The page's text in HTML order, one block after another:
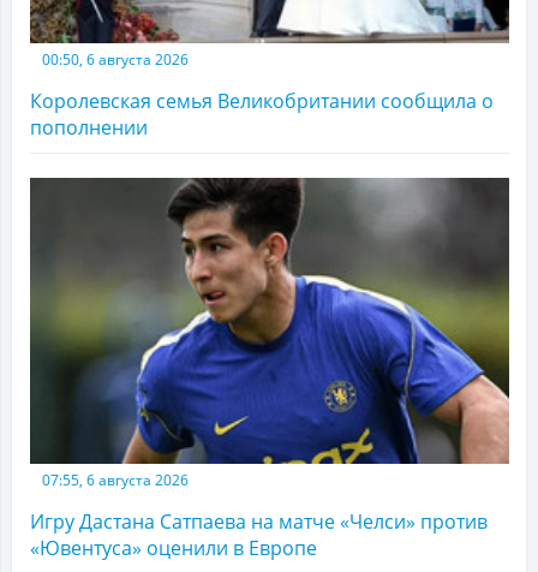
00:50, 6 августа 2026
Королевская семья Великобритании сообщила о
пополнении
07:55, 6 августа 2026
Игру Дастана Сатпаева на матче «Челси» против
«Ювентуса» оценили в Европе